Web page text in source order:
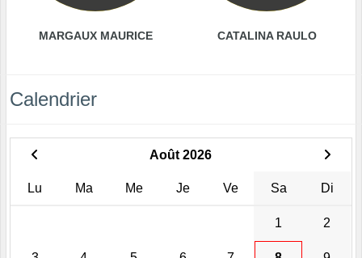
MARGAUX MAURICE CATALINA RAULO
Calendrier
Août 2026
Lu Ma Me Je Ve Sa Di
1 2